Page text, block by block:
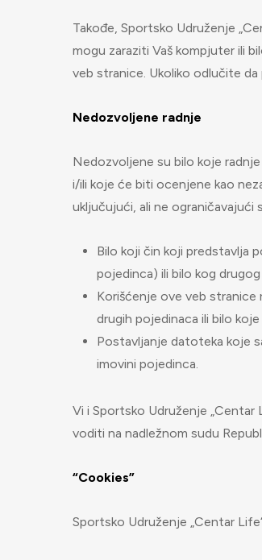
Takođe, Sportsko Udruženje
mogu zaraziti Vaš kompjuter ili
veb stranice. Ukoliko odlučite
Nedozvoljene radnje
Nedozvoljene su bilo koje
i/ili koje će biti ocenjene kao
uključujući, ali ne ograničavajući
Bilo koji čin koji predstavlja
pojedinca) ili bilo kog
Korišćenje ove veb stranice
drugih pojedinaca ili bilo
Postavljanje datoteka koje
imovini pojedinca.
Vi i Sportsko Udruženje
voditi na nadležnom sudu
“Cookies”
Sportsko Udruženje „Centar